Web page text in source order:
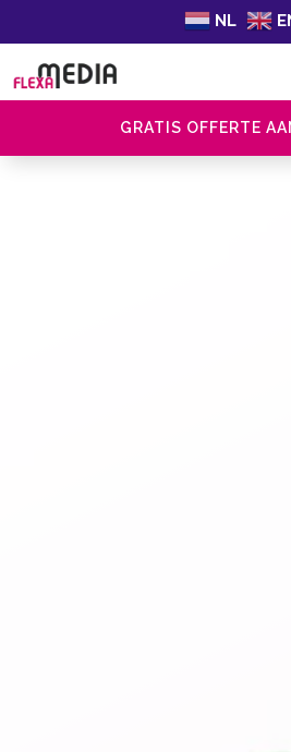
NL
GRATIS OFFERTE